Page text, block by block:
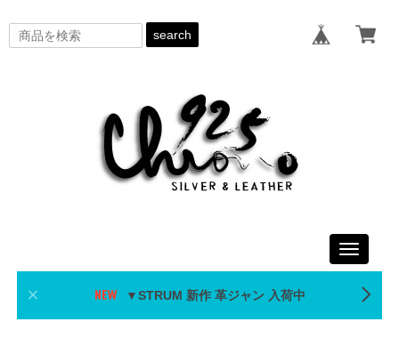
search
Toggle
▼STRUM 新作 革ジャン 入荷中